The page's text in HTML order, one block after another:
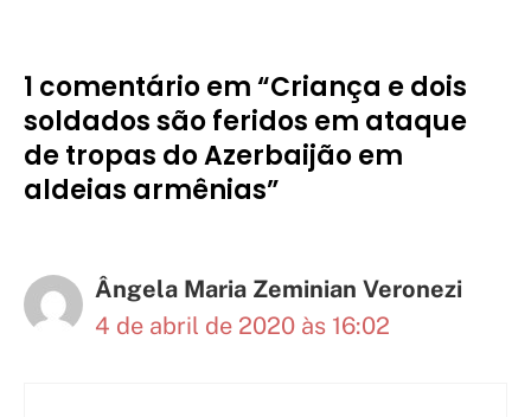
1 comentário em “Criança e dois
soldados são feridos em ataque
de tropas do Azerbaijão em
aldeias armênias”
Ângela Maria Zeminian Veronezi
4 de abril de 2020 às 16:02